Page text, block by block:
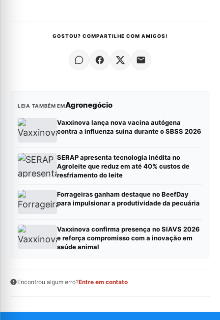
GOSTOU? COMPARTILHE COM AMIGOS!
LEIA TAMBÉM EMAgronegócio
Vaxxinova lança nova vacina autógena
contra a influenza suína durante o SBSS 2026
SERAP apresenta tecnologia inédita no
Agroleite que reduz em até 40% custos de
resfriamento do leite
Forrageiras ganham destaque no BeefDay
para impulsionar a produtividade da pecuária
Vaxxinova confirma presença no SIAVS 2026
e reforça compromisso com a inovação em
saúde animal
Encontrou algum erro?Entre em contato